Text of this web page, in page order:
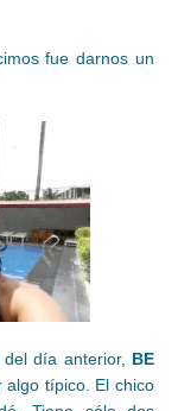
fue darnos un
día anterior, BE
algo típico. El chico